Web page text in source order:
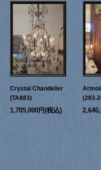
Crystal Chandelier
(TA883)
1,705,000円(税込)
(293-